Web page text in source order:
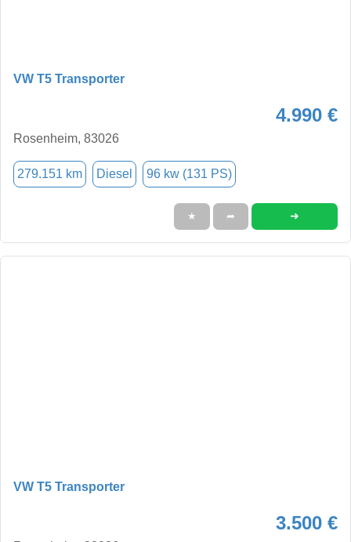
VW T5 Transporter
4.990 €
Rosenheim, 83026
279.151 km Diesel 96 kw (131 PS)
★ ➦ ➜
VW T5 Transporter
3.500 €